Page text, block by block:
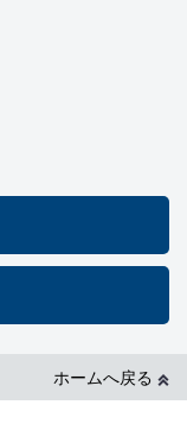
ホームへ戻る